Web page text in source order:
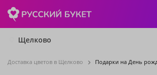
Щелково
Доставка цветов в Щелково Подарки на День